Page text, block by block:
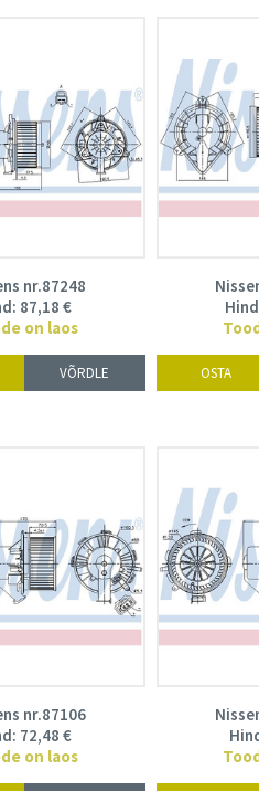
nr.87248
87,18 €
on laos
VÕRDLE OSTA
nr.87106
72,48 €
on laos